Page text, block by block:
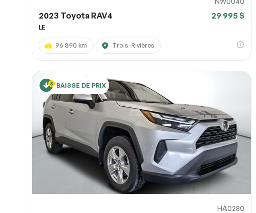
2023 Toyota RAV4 29 995 $
LE
96 890 km Trois-Rivières
BAISSE DE PRIX
HA0280